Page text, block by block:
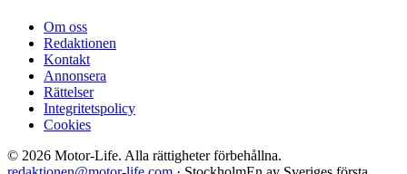
Om oss
Redaktionen
Kontakt
Annonsera
Rättelser
Integritetspolicy
Cookies
© 2026 Motor-Life. Alla rättigheter förbehållna.